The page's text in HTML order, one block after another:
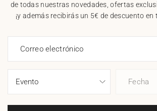
de todas nuestras novedades, ofertas
¡y además recibirás un 5€ de descuento
Correo electrónico
Fecha